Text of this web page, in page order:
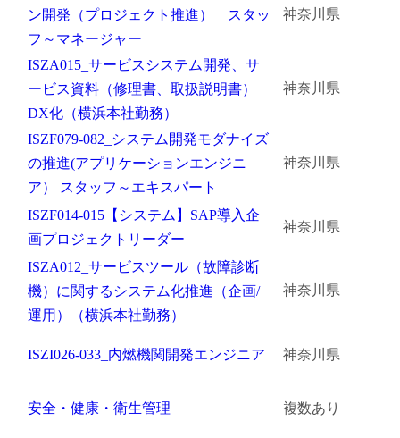
ン開発（プロジェクト推進） スタッ
フ～マネージャー
神奈川県
ISZA015_サービスシステム開発、サ
ービス資料（修理書、取扱説明書）
DX化（横浜本社勤務）
神奈川県
ISZF079-082_システム開発モダナイズ
の推進(アプリケーションエンジニ
ア） スタッフ～エキスパート
神奈川県
ISZF014-015【システム】SAP導入企
画プロジェクトリーダー
神奈川県
ISZA012_サービスツール（故障診断
機）に関するシステム化推進（企画/
運用）（横浜本社勤務）
神奈川県
ISZI026-033_内燃機関開発エンジニア 神奈川県
安全・健康・衛生管理 複数あり